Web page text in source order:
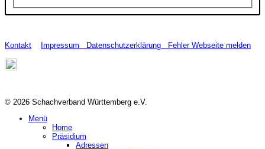
Kontakt Impressum Datenschutzerklärung Fehler Webseite melden
© 2026 Schachverband Württemberg e.V.
Menü
Home
Präsidium
Adressen